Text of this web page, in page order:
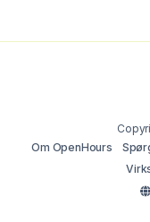
Om OpenHours